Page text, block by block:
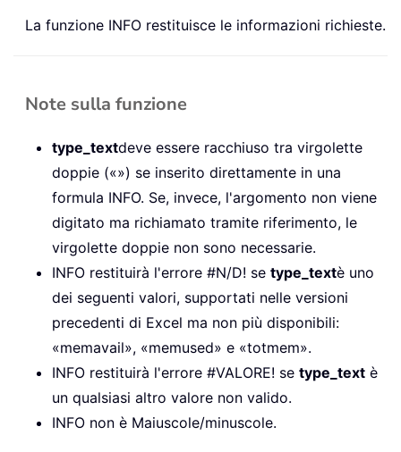
La funzione INFO restituisce le informazioni richieste.
Note sulla funzione
type_textdeve essere racchiuso tra virgolette
doppie («») se inserito direttamente in una
formula INFO. Se, invece, l'argomento non viene
digitato ma richiamato tramite riferimento, le
virgolette doppie non sono necessarie.
INFO restituirà l'errore #N/D! se type_textè uno
dei seguenti valori, supportati nelle versioni
precedenti di Excel ma non più disponibili:
«memavail», «memused» e «totmem».
INFO restituirà l'errore #VALORE! se type_text è
un qualsiasi altro valore non valido.
INFO non è Maiuscole/minuscole.